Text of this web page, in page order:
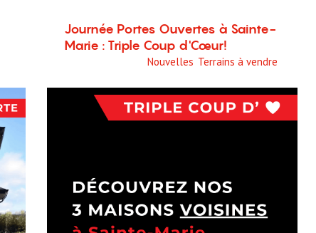
Journée Portes Ouvertes à Sainte-
Marie : Triple Coup d'Cœur!
1 septembre 2024Nouvelles Terrains à vendre